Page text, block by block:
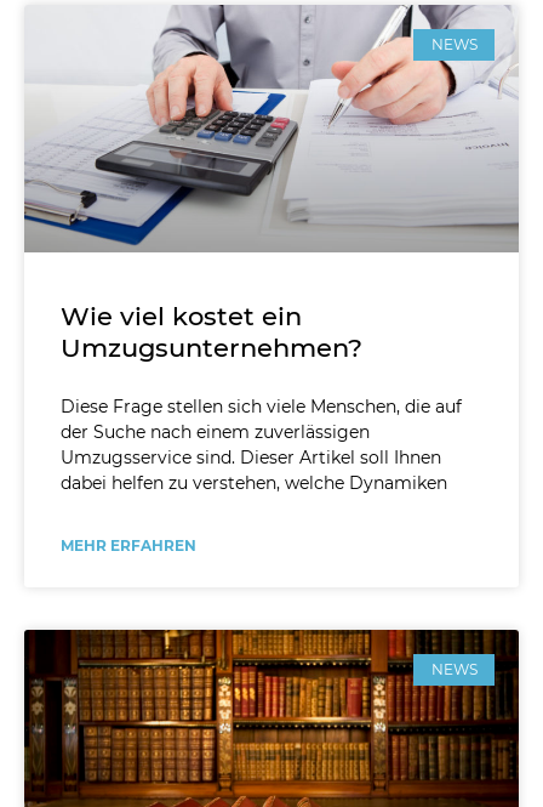
NEWS
Wie viel kostet ein
Umzugsunternehmen?
Diese Frage stellen sich viele Menschen, die auf
der Suche nach einem zuverlässigen
Umzugsservice sind. Dieser Artikel soll Ihnen
dabei helfen zu verstehen, welche Dynamiken
MEHR ERFAHREN
NEWS